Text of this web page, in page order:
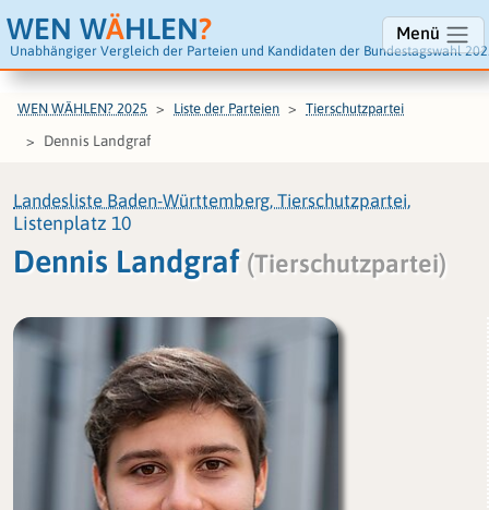
WEN WÄHLEN?
Unabhängiger Vergleich der Parteien und Kandidaten der Bundestagswahl
Menü
WEN WÄHLEN? 2025 Liste der Parteien Tierschutzpartei
Dennis Landgraf
Landesliste Baden-Württemberg, Tierschutzpartei,
Listenplatz 10
Dennis Landgraf (Tierschutzpartei)